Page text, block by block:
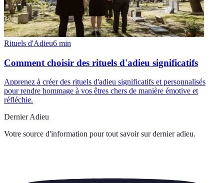
Rituels d'Adieu6 min
Comment choisir des rituels d'adieu significatifs
Apprenez à créer des rituels d'adieu significatifs et personnalisés
pour rendre hommage à vos êtres chers de manière émotive et
réfléchie.
Dernier Adieu
Votre source d'information pour tout savoir sur dernier adieu.